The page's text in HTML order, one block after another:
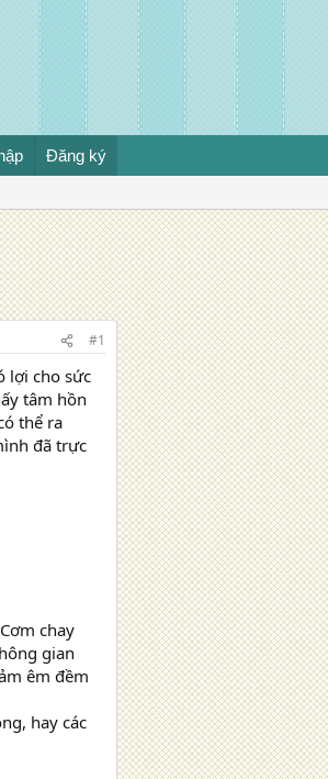
Đăng ký
#1
lợi cho sức
tâm hồn
thể ra
đã trực
chay
gian
êm đềm
hay các